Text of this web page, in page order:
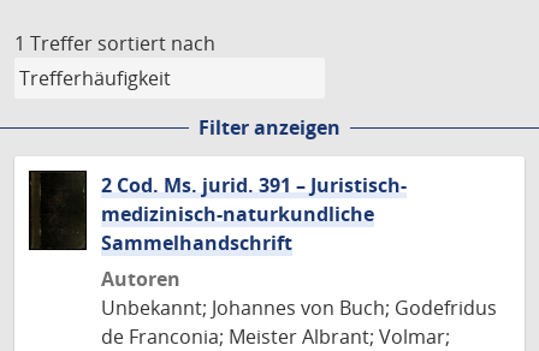
1 Treffer sortiert nach
Filter anzeigen
2 Cod. Ms. jurid. 391 – Juristisch-
medizinisch-naturkundliche
Sammelhandschrift
Autoren
Unbekannt; Johannes von Buch; Godefridus
de Franconia; Meister Albrant; Volmar;